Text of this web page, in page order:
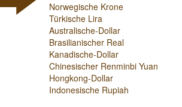
Norwegische Krone
Türkische Lira
Australische-Dollar
Brasilianischer Real
Kanadische-Dollar
Chinesischer Renminbi Yuan
Hongkong-Dollar
Indonesische Rupiah